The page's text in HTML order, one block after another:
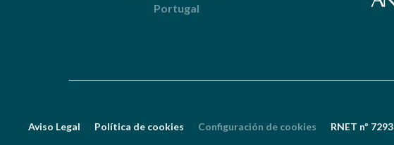
Portugal
Aviso Legal Política de cookies Configuración de cookies RNET nº 7293